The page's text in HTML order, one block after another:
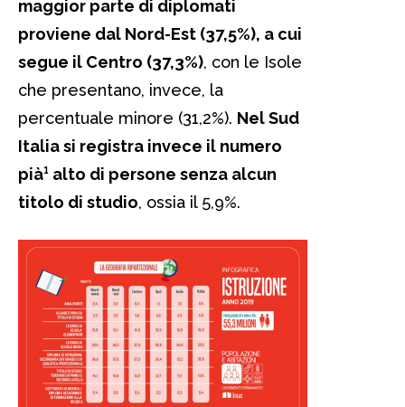
maggior parte di diplomati
proviene dal Nord-Est (37,5%), a cui
segue il Centro (37,3%), con le Isole
che presentano, invece, la
percentuale minore (31,2%). Nel Sud
Italia si registra invece il numero
pià¹ alto di persone senza alcun
titolo di studio, ossia il 5,9%.